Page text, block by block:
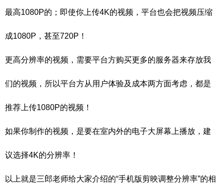
最高1080P的；即使你上传4K的视频，平台也会把视频压缩
成1080P，甚至720P！
更高分辨率的视频，需要平台方购买更多的服务器来存放我
们的视频，所以平台方从用户体验及成本两方面考虑，都是
推荐上传1080P的视频！
如果你制作的视频，是要在室内外的电子大屏幕上播放，建
议选择4K的分辨率！
以上就是三郎老师给大家介绍的“手机版剪映调整分辨率”的相